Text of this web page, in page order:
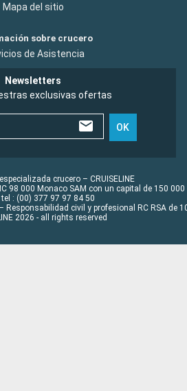
Mapa del sitio
sobre crucero
de Asistencia
Newsletters
exclusivas ofertas
OK
crucero – CRUISELINE
98 000 Monaco SAM con un capital de 150 000
: (00) 377 97 97 84 50
civil y profesional RC RSA de
2026 - all rights reserved